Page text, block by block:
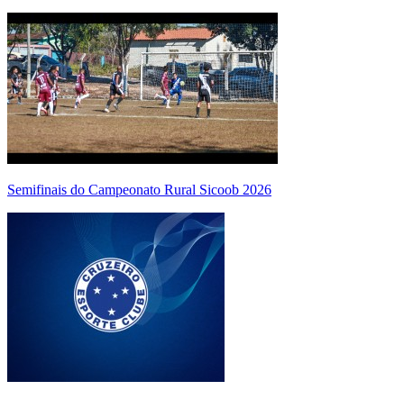
Semifinais do Campeonato Rural Sicoob 2026